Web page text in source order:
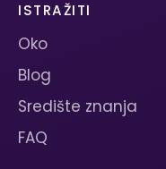
ISTRAŽITI
Oko
Blog
Središte znanja
FAQ